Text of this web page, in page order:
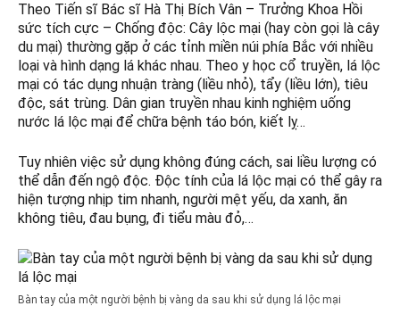
Theo Tiến sĩ Bác sĩ Hà Thị Bích Vân – Trưởng Khoa Hồi
sức tích cực – Chống độc: Cây lộc mại (hay còn gọi là cây
du mại) thường gặp ở các tỉnh miền núi phía Bắc với nhiều
loại và hình dạng lá khác nhau. Theo y học cổ truyền, lá lộc
mại có tác dụng nhuận tràng (liều nhỏ), tẩy (liều lớn), tiêu
độc, sát trùng. Dân gian truyền nhau kinh nghiệm uống
nước lá lộc mại để chữa bệnh táo bón, kiết lỵ…
Tuy nhiên việc sử dụng không đúng cách, sai liều lượng có
thể dẫn đến ngộ độc. Độc tính của lá lộc mại có thể gây ra
hiện tượng nhịp tim nhanh, người mệt yếu, da xanh, ăn
không tiêu, đau bụng, đi tiểu màu đỏ,…
Bàn tay của một người bệnh bị vàng da sau khi sử dụng lá lộc mại